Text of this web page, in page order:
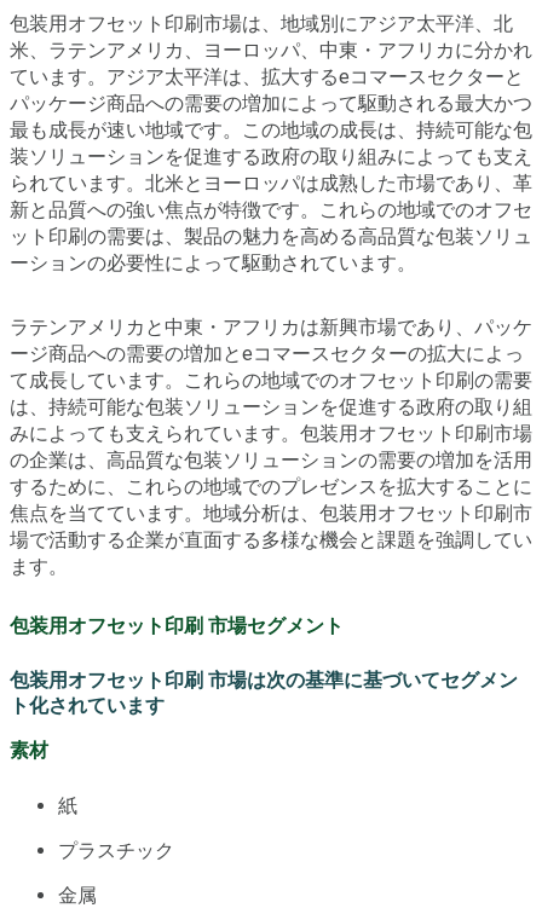
包装用オフセット印刷市場は、地域別にアジア太平洋、北
米、ラテンアメリカ、ヨーロッパ、中東・アフリカに分かれ
ています。アジア太平洋は、拡大するeコマースセクターと
パッケージ商品への需要の増加によって駆動される最大かつ
最も成長が速い地域です。この地域の成長は、持続可能な包
装ソリューションを促進する政府の取り組みによっても支え
られています。北米とヨーロッパは成熟した市場であり、革
新と品質への強い焦点が特徴です。これらの地域でのオフセ
ット印刷の需要は、製品の魅力を高める高品質な包装ソリュ
ーションの必要性によって駆動されています。
ラテンアメリカと中東・アフリカは新興市場であり、パッケ
ージ商品への需要の増加とeコマースセクターの拡大によっ
て成長しています。これらの地域でのオフセット印刷の需要
は、持続可能な包装ソリューションを促進する政府の取り組
みによっても支えられています。包装用オフセット印刷市場
の企業は、高品質な包装ソリューションの需要の増加を活用
するために、これらの地域でのプレゼンスを拡大することに
焦点を当てています。地域分析は、包装用オフセット印刷市
場で活動する企業が直面する多様な機会と課題を強調してい
ます。
包装用オフセット印刷 市場セグメント
包装用オフセット印刷 市場は次の基準に基づいてセグメン
ト化されています
素材
紙
プラスチック
金属